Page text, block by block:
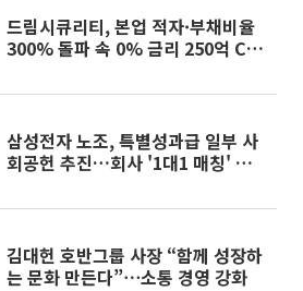
드림시큐리티, 본업 적자·부채비율
300% 돌파 속 0% 금리 250억 CB
삼성전자 노조, 특별성과급 일부 사
회공헌 추진…회사 '1대1 매칭' 검
김대헌 호반그룹 사장 “함께 성장하
는 문화 만든다”⋯소통 경영 강화